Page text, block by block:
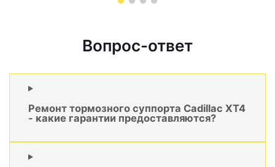
Вопрос-ответ
Ремонт тормозного суппорта Cadillac XT4
- какие гарантии предоставляются?